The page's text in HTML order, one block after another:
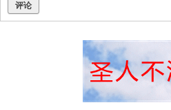
评论